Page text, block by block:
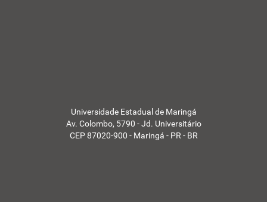
Universidade Estadual de Maringá
Av. Colombo, 5790 - Jd. Universitário
CEP 87020-900 - Maringá - PR - BR